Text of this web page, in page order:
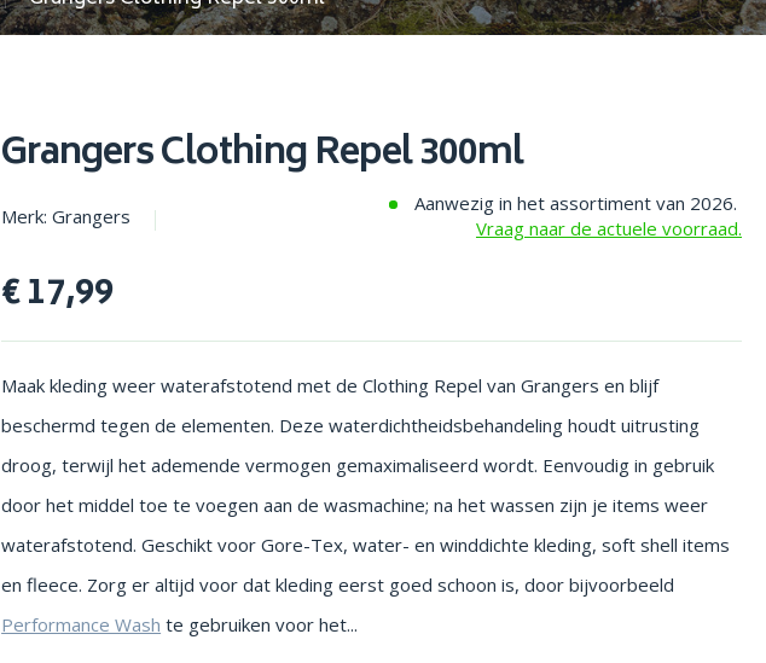
en parasols
Grangers Clothing Repel 300ml
Merk: Grangers
Aanwezig in het assortiment van 2026.
Vraag naar de actuele voorraad.
€ 17,99
Maak kleding weer waterafstotend met de Clothing Repel van Grangers en blijf
beschermd tegen de elementen. Deze waterdichtheidsbehandeling houdt uitrusting
droog, terwijl het ademende vermogen gemaximaliseerd wordt. Eenvoudig in gebruik
door het middel toe te voegen aan de wasmachine; na het wassen zijn je items weer
waterafstotend. Geschikt voor Gore-Tex, water- en winddichte kleding, soft shell items
en fleece. Zorg er altijd voor dat kleding eerst goed schoon is, door bijvoorbeeld
Performance Wash te gebruiken voor het...